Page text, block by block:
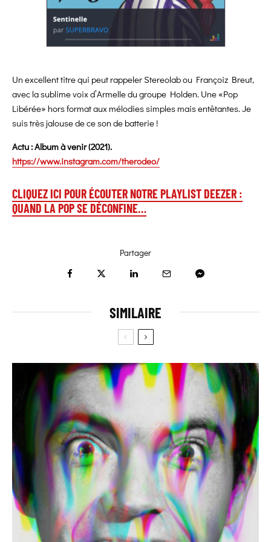
Un excellent titre qui peut rappeler Stereolab ou Françoiz Breut,
avec la sublime voix d’Armelle du groupe Holden. Une «Pop
Libérée» hors format aux mélodies simples mais entêtantes. Je
suis très jalouse de ce son de batterie !
Actu : Album à venir (2021).
https://www.instagram.com/therodeo/
CLIQUEZ ICI POUR ÉCOUTER NOTRE PLAYLIST DEEZER :
QUAND LA POP SE DÉCONFINE…
Partager
SIMILAIRE